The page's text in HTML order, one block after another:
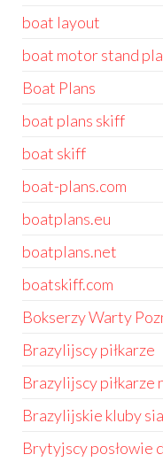
boat layout
boat motor stand
Boat Plans
boat plans skiff
boat skiff
boat-plans.com
boatplans.eu
boatplans.net
boatskiff.com
Bokserzy Warty
Brazylijscy piłkarze
Brazylijscy piłkarze
Brazylijskie kluby
Brytyjscy posłowie